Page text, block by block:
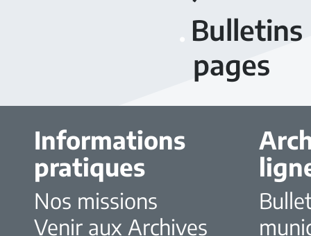
Bulletins
pages
Informations
pratiques
Nos missions
Venir aux Archives